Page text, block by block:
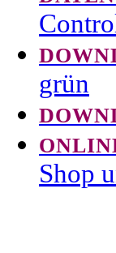
grün
Shop